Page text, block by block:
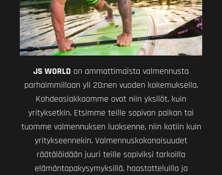
JS WORLD on ammattimaista valmennusta
parhaimmillaan yli 20:nen vuoden kokemuksella.
Kohdeasiakkaamme ovat niin yksilöt, kuin
yrityksetkin. Etsimme teille sopivan paikan tai
tuomme valmennuksen luoksenne, niin kotiin kuin
yritykseennekin. Valmennuskokonaisuudet
räätälöidään juuri teille sopiviksi tarkoilla
elämäntapakysymyksillä, haastatteluilla ja